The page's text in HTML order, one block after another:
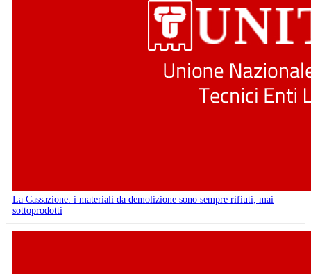
La Cassazione: i materiali da demolizione sono sempre rifiuti, mai
sottoprodotti